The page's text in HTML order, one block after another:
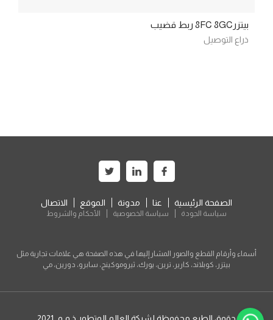
بيتزر8FC 8GC ربط قضيب
ذراع التوصيل
الصفحة الرئيسية عنا مدونة الموقع الاتصال
سياسة الجودة سياسة الخصوصية الأحكام والشروط
أسماء وأرقام القطع والصور المشار إليها في هذه الصفحة هي علامات تجارية مثل
بيتزر، كوبلاند، كارير، ترين، يورك، ثيروموكينج، سابرو، دورين، مي
حقوق الطبع محفوظة لشركة العالم المتطور ذ.م.م. 2021